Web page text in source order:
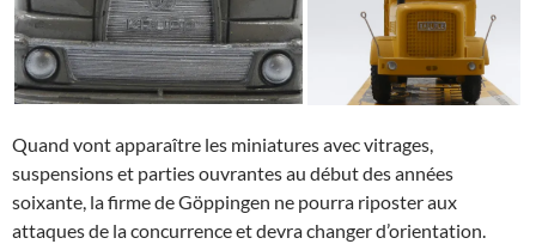
Quand vont apparaître les miniatures avec vitrages,
suspensions et parties ouvrantes au début des années
soixante, la firme de Göppingen ne pourra riposter aux
attaques de la concurrence et devra changer d’orientation.